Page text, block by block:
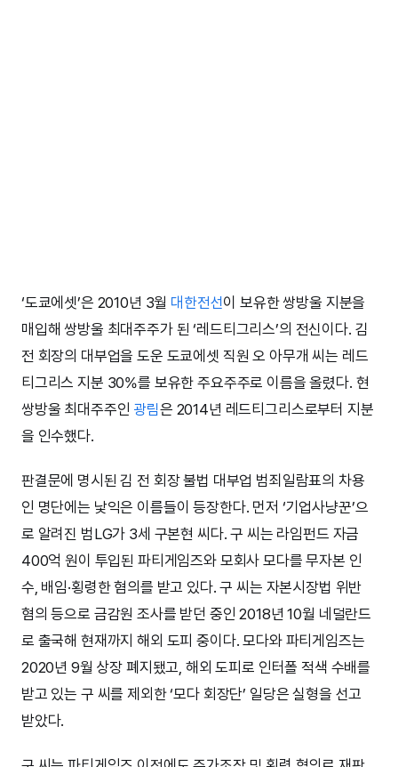
‘도쿄에셋’은 2010년 3월 대한전선이 보유한 쌍방울 지분을
매입해 쌍방울 최대주주가 된 ‘레드티그리스’의 전신이다. 김
전 회장의 대부업을 도운 도쿄에셋 직원 오 아무개 씨는 레드
티그리스 지분 30%를 보유한 주요주주로 이름을 올렸다. 현
쌍방울 최대주주인 광림은 2014년 레드티그리스로부터 지분
을 인수했다.
판결문에 명시된 김 전 회장 불법 대부업 범죄일람표의 차용
인 명단에는 낯익은 이름들이 등장한다. 먼저 ‘기업사냥꾼’으
로 알려진 범LG가 3세 구본현 씨다. 구 씨는 라임펀드 자금
400억 원이 투입된 파티게임즈와 모회사 모다를 무자본 인
수, 배임·횡령한 혐의를 받고 있다. 구 씨는 자본시장법 위반
혐의 등으로 금감원 조사를 받던 중인 2018년 10월 네덜란드
로 출국해 현재까지 해외 도피 중이다. 모다와 파티게임즈는
2020년 9월 상장 폐지됐고, 해외 도피로 인터폴 적색 수배를
받고 있는 구 씨를 제외한 ‘모다 회장단’ 일당은 실형을 선고
받았다.